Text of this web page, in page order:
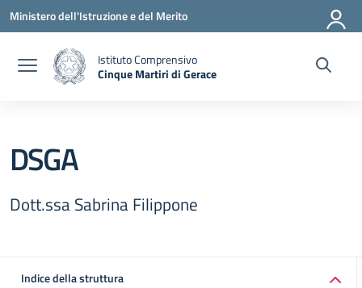
Vai ai contenuti
Vai al menu di navigazione
Vai al footer
Ministero dell'Istruzione e del Merito
Istituto Comprensivo
Cinque Martiri di Gerace
DSGA
Dott.ssa Sabrina Filippone
Indice della struttura